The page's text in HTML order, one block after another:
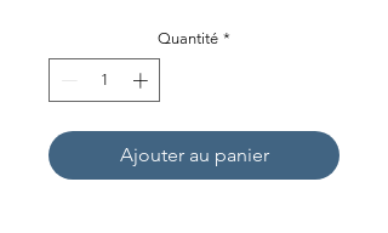
Quantité *
Ajouter au panier